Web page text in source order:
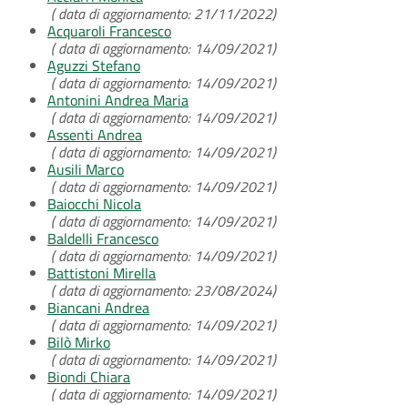
( data di aggiornamento: 21/11/2022)
Acquaroli Francesco
( data di aggiornamento: 14/09/2021)
Aguzzi Stefano
( data di aggiornamento: 14/09/2021)
Antonini Andrea Maria
( data di aggiornamento: 14/09/2021)
Assenti Andrea
( data di aggiornamento: 14/09/2021)
Ausili Marco
( data di aggiornamento: 14/09/2021)
Baiocchi Nicola
( data di aggiornamento: 14/09/2021)
Baldelli Francesco
( data di aggiornamento: 14/09/2021)
Battistoni Mirella
( data di aggiornamento: 23/08/2024)
Biancani Andrea
( data di aggiornamento: 14/09/2021)
Bilò Mirko
( data di aggiornamento: 14/09/2021)
Biondi Chiara
( data di aggiornamento: 14/09/2021)